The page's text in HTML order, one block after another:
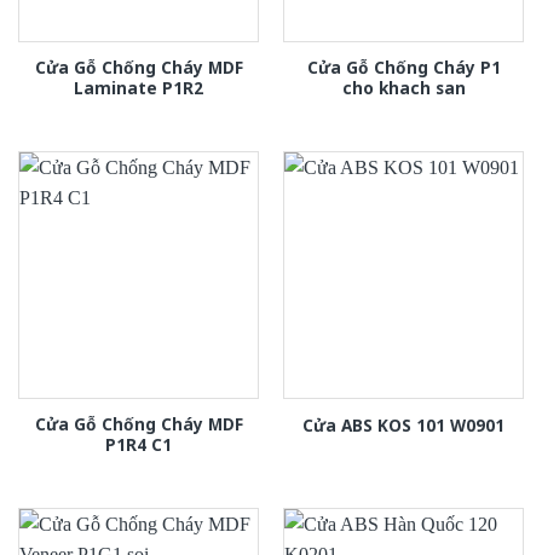
Cửa Gỗ Chống Cháy MDF
Laminate P1R2
Cửa Gỗ Chống Cháy P1
cho khach san
Cửa Gỗ Chống Cháy MDF
P1R4 C1
Cửa ABS KOS 101 W0901